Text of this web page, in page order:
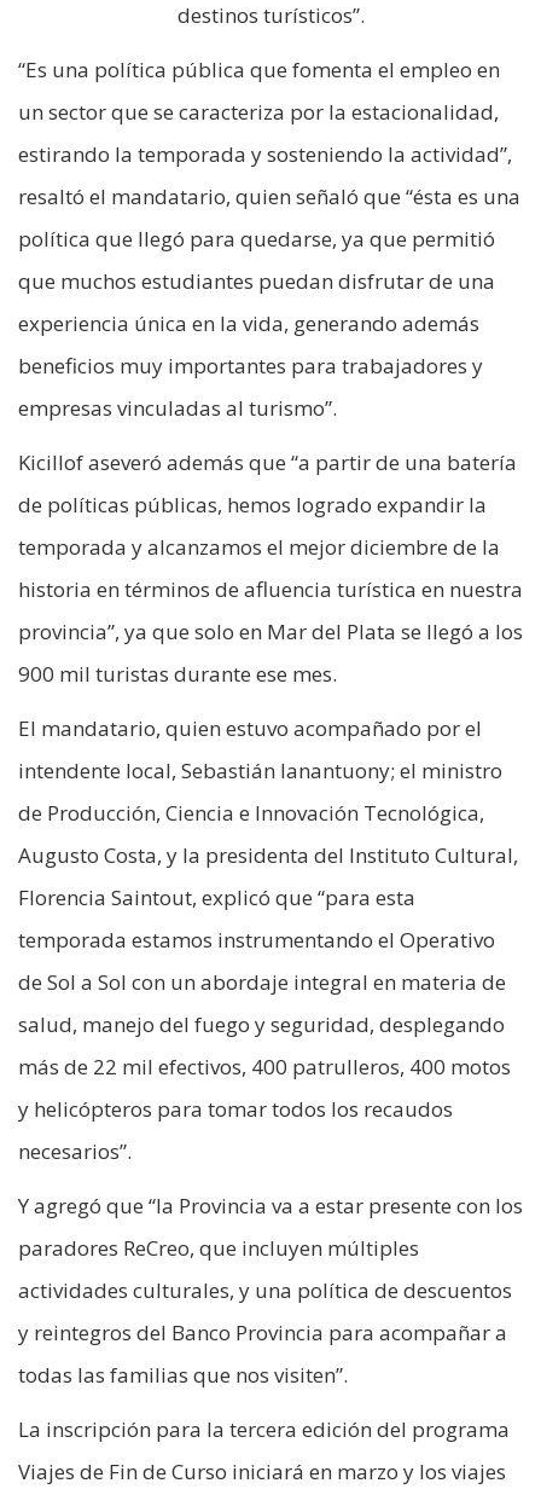
destinos turísticos”.
“Es una política pública que fomenta el empleo en
un sector que se caracteriza por la estacionalidad,
estirando la temporada y sosteniendo la actividad”,
resaltó el mandatario, quien señaló que “ésta es una
política que llegó para quedarse, ya que permitió
que muchos estudiantes puedan disfrutar de una
experiencia única en la vida, generando además
beneficios muy importantes para trabajadores y
empresas vinculadas al turismo”.
Kicillof aseveró además que “a partir de una batería
de políticas públicas, hemos logrado expandir la
temporada y alcanzamos el mejor diciembre de la
historia en términos de afluencia turística en nuestra
provincia”, ya que solo en Mar del Plata se llegó a los
900 mil turistas durante ese mes.
El mandatario, quien estuvo acompañado por el
intendente local, Sebastián Ianantuony; el ministro
de Producción, Ciencia e Innovación Tecnológica,
Augusto Costa, y la presidenta del Instituto Cultural,
Florencia Saintout, explicó que “para esta
temporada estamos instrumentando el Operativo
de Sol a Sol con un abordaje integral en materia de
salud, manejo del fuego y seguridad, desplegando
más de 22 mil efectivos, 400 patrulleros, 400 motos
y helicópteros para tomar todos los recaudos
necesarios”.
Y agregó que “la Provincia va a estar presente con los
paradores ReCreo, que incluyen múltiples
actividades culturales, y una política de descuentos
y reintegros del Banco Provincia para acompañar a
todas las familias que nos visiten”.
La inscripción para la tercera edición del programa
Viajes de Fin de Curso iniciará en marzo y los viajes